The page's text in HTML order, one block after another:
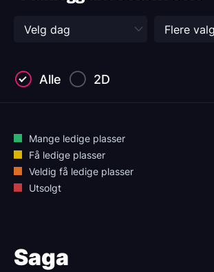
Alle 2D
Saga
Mange ledige plasser
Få ledige plasser
Veldig få ledige plasser
Utsolgt